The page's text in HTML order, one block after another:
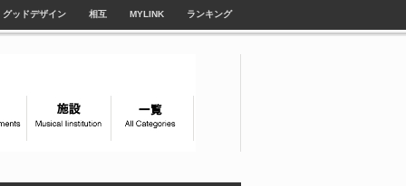
グッドデザイン 相互 MYLINK ランキング